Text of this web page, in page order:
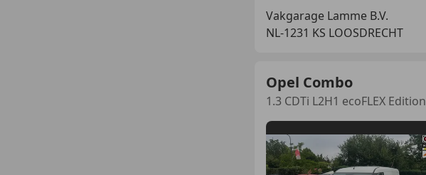
Vakgarage Lamme B.V.
NL-1231 KS LOOSDRECHT
Opel Combo
1.3 CDTi L2H1 ecoFLEX Edition